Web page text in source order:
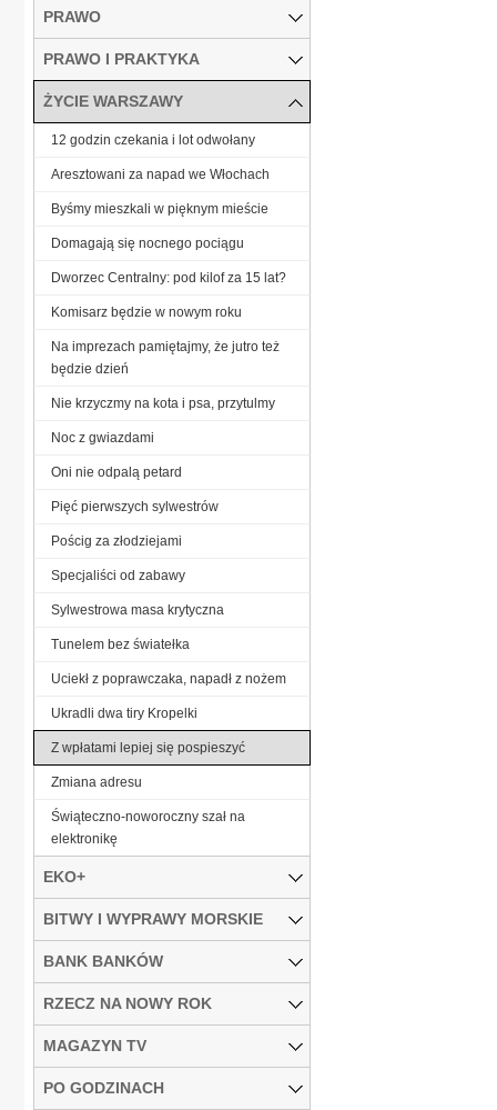
PRAWO
PRAWO I PRAKTYKA
ŻYCIE WARSZAWY
12 godzin czekania i lot odwołany
Aresztowani za napad we Włochach
Byśmy mieszkali w pięknym mieście
Domagają się nocnego pociągu
Dworzec Centralny: pod kilof za 15 lat?
Komisarz będzie w nowym roku
Na imprezach pamiętajmy, że jutro też
będzie dzień
Nie krzyczmy na kota i psa, przytulmy
Noc z gwiazdami
Oni nie odpalą petard
Pięć pierwszych sylwestrów
Pościg za złodziejami
Specjaliści od zabawy
Sylwestrowa masa krytyczna
Tunelem bez światełka
Uciekł z poprawczaka, napadł z nożem
Ukradli dwa tiry Kropelki
Z wpłatami lepiej się pospieszyć
Zmiana adresu
Świąteczno-noworoczny szał na
elektronikę
EKO+
BITWY I WYPRAWY MORSKIE
BANK BANKÓW
RZECZ NA NOWY ROK
MAGAZYN TV
PO GODZINACH